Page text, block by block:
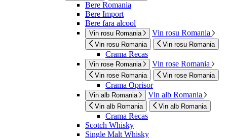
Bere Romania
Bere Import
Bere fara alcool
Vin rosu Romania Vin rosu Romania
Vin rosu Romania Vin rosu Romania
Crama Recas
Vin rose Romania Vin rose Romania
Vin rose Romania Vin rose Romania
Crama Oprisor
Vin alb Romania Vin alb Romania
Vin alb Romania Vin alb Romania
Crama Recas
Scotch Whisky
Single Malt Whisky